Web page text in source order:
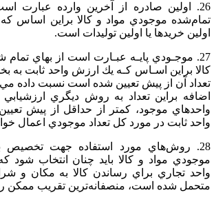
26. اولين‌ صادره‌ از آخرين‌ وارده‌ عبارت‌
تمام‌شده‌ موجودي‌ مواد و کالا براين‌ اساس‌ كه‌
اولين‌ خريدها يا اولين‌ توليدات‌ است‌.
27. موجـودي‌ پايـه‌ عبـارت‌ است‌ از بهاي‌
کالا براين‌ اسـاس‌ كـه‌ يك‌ ارزش‌ واحد ثابت‌ به‌
تعداد آن‌ از پيش‌ تعيين‌ شده‌ است‌ نسبت‌ داده‌
اضافه‌ براين‌ تعداد به‌ روش‌ ديگري‌ ارزشيابي‌
واحدهاي‌ موجود، كمتر از حداقل‌ از پيش‌
واحد ثابت‌ در مورد كل‌ تعداد موجودي‌ اعمال‌
28. روش‌هاي‌ مورد استفاده‌ جهت‌ تخصيص‌
موجودي‌ مواد و کالا بايد چنان‌ انتخاب‌ شود
واحد تجاري‌ براي‌ رساندن‌ كالا به‌ مكان‌ و
متحمل‌ شده‌ است‌، منصفانه‌ترين‌ تقريب‌ ممكن‌